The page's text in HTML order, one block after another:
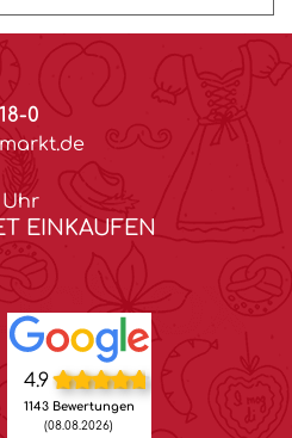
0
Uhr
EINKAUFEN
4.9
1143 Bewertungen
(08.08.2026)